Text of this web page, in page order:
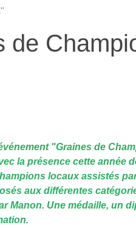
de
"Graines de
la présence cette année
locaux assistés
aux différentes
Manon. Une médaille, un